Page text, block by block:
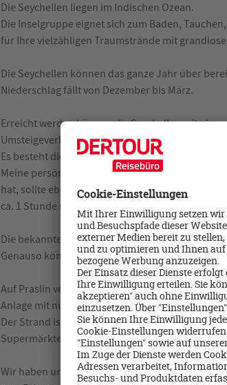
Die Seychellen liegen im Indischen Ozean.
Die Inselgruppe eignet sich zum Baden,
für Ihre vielzähligen Traumstrände mit
Die Seychellen können das ganze Jahr über
Niederschlag fällt von Dezember bis März.
Erreicht werden können die Seychellen mit
Umsteigeverbindung z. B. über Dubai. Der
Es besteht die Möglichkeit per Fähre, oder Flug
Meine persönliche Empfehlung ist zu fliegen.
hat, sollte ebenfalls auf die Fährüberfahrt
ca. 1 Stunde und 15 Minuten.
Die bekannten Veranstalter bieten schon
Genauso können auch individuelle
Auf Praslin verbrachten wir 7 Nächte. Wir
Anlage mit nur 10 Bungalows direkt am Cote
Der Strand ist flachabfallend, ideal für Kinder.
Supermärkte und Restaurants vorhanden sind.
Wir haben uns für die gesamte Zeit einen